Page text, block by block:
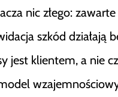
nic złego:
szkód działają
jest klientem, a nie